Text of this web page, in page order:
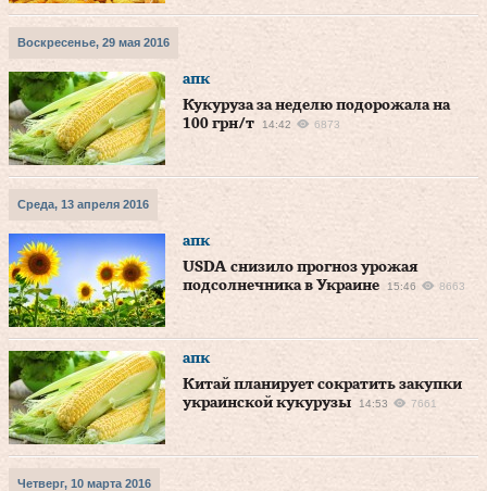
Воскресенье, 29 мая 2016
апк
Кукуруза за неделю подорожала на
100 грн/т
14:42 6873
Среда, 13 апреля 2016
апк
USDA снизило прогноз урожая
подсолнечника в Украине
15:46 8663
апк
Китай планирует сократить закупки
украинской кукурузы
14:53 7661
Четверг, 10 марта 2016